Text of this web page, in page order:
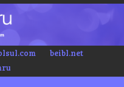
beibl.net